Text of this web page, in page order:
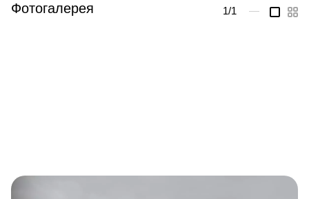
Фотогалерея 1/1 —